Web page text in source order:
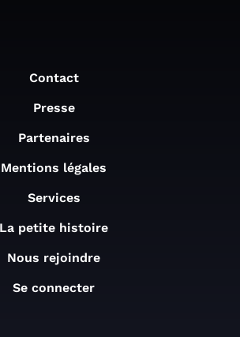
Contact
Presse
Partenaires
Mentions légales
Services
La petite histoire
Nous rejoindre
Se connecter